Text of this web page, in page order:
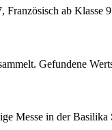
ab Klasse
Gefundene
Messe in der